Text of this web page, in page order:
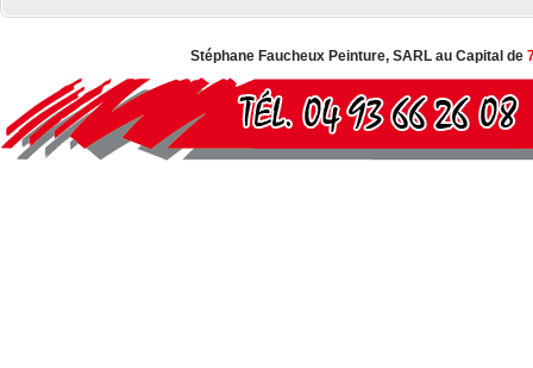
Stéphane Faucheux Peinture, SARL au Capital de